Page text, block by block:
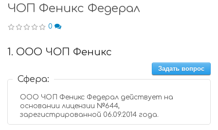
ЧОП Феникс Федерал
0
1. ООО ЧОП Феникс
Задать вопрос
Сфера:
ООО ЧОП Феникс Федерал действует на
основании лицензии №644,
зарегистрированной 06.09.2014 года.